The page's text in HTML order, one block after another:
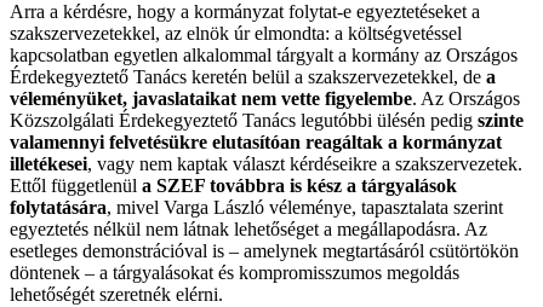
Arra a kérdésre, hogy a kormányzat folytat-e egyeztetéseket a
szakszervezetekkel, az elnök úr elmondta: a költségvetéssel
kapcsolatban egyetlen alkalommal tárgyalt a kormány az Országos
Érdekegyeztető Tanács keretén belül a szakszervezetekkel, de a
véleményüket, javaslataikat nem vette figyelembe. Az Országos
Közszolgálati Érdekegyeztető Tanács legutóbbi ülésén pedig szinte
valamennyi felvetésükre elutasítóan reagáltak a kormányzat
illetékesei, vagy nem kaptak választ kérdéseikre a szakszervezetek.
Ettől függetlenül a SZEF továbbra is kész a tárgyalások
folytatására, mivel Varga László véleménye, tapasztalata szerint
egyeztetés nélkül nem látnak lehetőséget a megállapodásra. Az
esetleges demonstrációval is – amelynek megtartásáról csütörtökön
döntenek – a tárgyalásokat és kompromisszumos megoldás
lehetőségét szeretnék elérni.